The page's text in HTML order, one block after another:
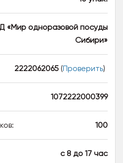
«Мир одноразовой посуды
Сибири»
2222062065 (Проверить)
1072222000399
100
с 8 до 17 час